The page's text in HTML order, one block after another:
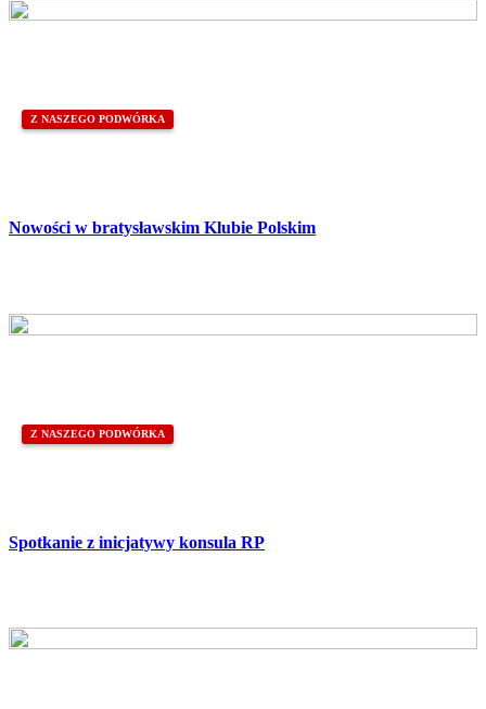
Z NASZEGO PODWÓRKA
Nowości w bratysławskim Klubie Polskim
Z NASZEGO PODWÓRKA
Spotkanie z inicjatywy konsula RP